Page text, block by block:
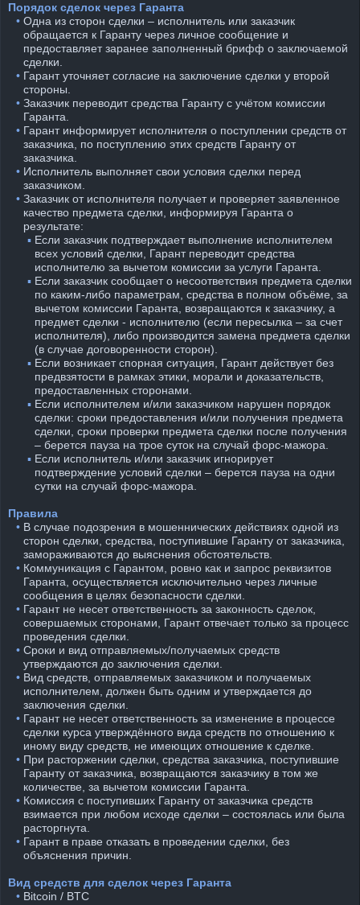
Порядок сделок через Гаранта
⠀• Одна из сторон сделки – исполнитель или заказчик
обращается к Гаранту через личное сообщение и
предоставляет заранее заполненный брифф о заключаемой
сделки.
⠀• Гарант уточняет согласие на заключение сделки у второй
стороны.
⠀• Заказчик переводит средства Гаранту с учётом комиссии
Гаранта.
⠀• Гарант информирует исполнителя о поступлении средств от
заказчика, по поступлению этих средств Гаранту от
заказчика.
⠀• Исполнитель выполняет свои условия сделки перед
заказчиком.
⠀• Заказчик от исполнителя получает и проверяет заявленное
качество предмета сделки, информируя Гаранта о
результате:
⠀ ▪︎ Если заказчик подтверждает выполнение исполнителем
всех условий сделки, Гарант переводит средства
исполнителю за вычетом комиссии за услуги Гаранта.
⠀ ▪︎ Если заказчик сообщает о несоответствия предмета сделки
по каким-либо параметрам, средства в полном объёме, за
вычетом комиссии Гаранта, возвращаются к заказчику, а
предмет сделки - исполнителю (если пересылка – за счет
исполнителя), либо производится замена предмета сделки
(в случае договоренности сторон).
⠀ ▪︎ Если возникает спорная ситуация, Гарант действует без
предвзятости в рамках этики, морали и доказательств,
предоставленных сторонами.
⠀ ▪︎ Если исполнителем и/или заказчиком нарушен порядок
сделки: сроки предоставления и/или получения предмета
сделки, сроки проверки предмета сделки после получения
– берется пауза на трое суток на случай форс-мажора.
⠀ ▪︎ Если исполнитель и/или заказчик игнорирует
подтверждение условий сделки – берется пауза на одни
сутки на случай форс-мажора.
Правила
⠀• В случае подозрения в мошеннических действиях одной из
сторон сделки, средства, поступившие Гаранту от заказчика,
замораживаются до выяснения обстоятельств.
⠀• Коммуникация с Гарантом, ровно как и запрос реквизитов
Гаранта, осуществляется исключительно через личные
сообщения в целях безопасности сделки.
⠀• Гарант не несет ответственность за законность сделок,
совершаемых сторонами, Гарант отвечает только за процесс
проведения сделки.
⠀• Сроки и вид отправляемых/получаемых средств
утверждаются до заключения сделки.
⠀• Вид средств, отправляемых заказчиком и получаемых
исполнителем, должен быть одним и утверждается до
заключения сделки.
⠀• Гарант не несет ответственность за изменение в процессе
сделки курса утверждённого вида средств по отношению к
иному виду средств, не имеющих отношение к сделке.
⠀• При расторжении сделки, средства заказчика, поступившие
Гаранту от заказчика, возвращаются заказчику в том же
количестве, за вычетом комиссии Гаранта.
⠀• Комиссия с поступивших Гаранту от заказчика средств
взимается при любом исходе сделки – состоялась или была
расторгнута.
⠀• Гарант в праве отказать в проведении сделки, без
объяснения причин.
Вид средств для сделок через Гаранта
⠀• Bitcoin / BTC